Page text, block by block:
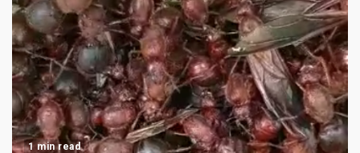
1 min read